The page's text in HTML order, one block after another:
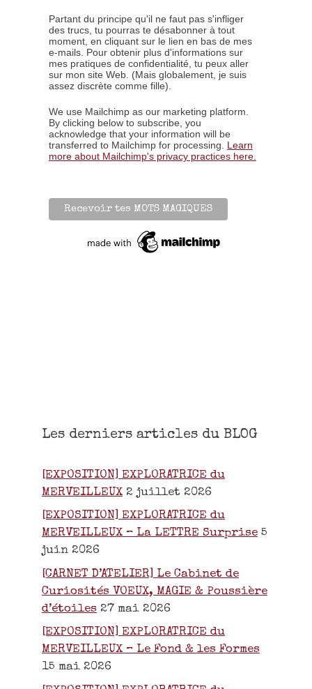
Partant du principe qu'il ne faut pas s'infliger
des trucs, tu pourras te désabonner à tout
moment, en cliquant sur le lien en bas de mes
e-mails. Pour obtenir plus d'informations sur
mes pratiques de confidentialité, tu peux aller
sur mon site Web. (Mais globalement, je suis
assez discrète comme fille).
We use Mailchimp as our marketing platform.
By clicking below to subscribe, you
acknowledge that your information will be
transferred to Mailchimp for processing. Learn
more about Mailchimp's privacy practices here.
Les derniers articles du BLOG
[EXPOSITION] EXPLORATRICE du
MERVEILLEUX 2 juillet 2026
[EXPOSITION] EXPLORATRICE du
MERVEILLEUX – La LETTRE Surprise 5
juin 2026
[CARNET D’ATELIER] Le Cabinet de
Curiosités VOEUX, MAGIE & Poussière
d’étoiles 27 mai 2026
[EXPOSITION] EXPLORATRICE du
MERVEILLEUX – Le Fond & les Formes
15 mai 2026